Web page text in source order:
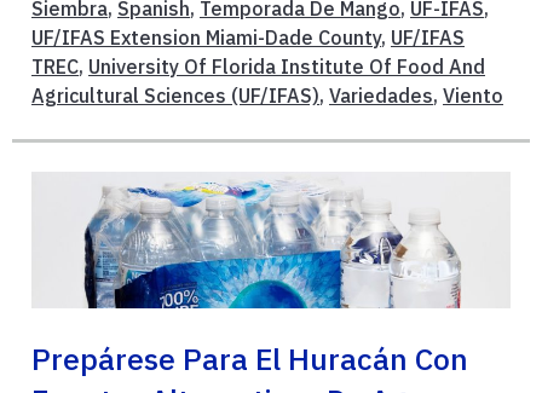
Siembra, Spanish, Temporada De Mango, UF-IFAS,
UF/IFAS Extension Miami-Dade County, UF/IFAS
TREC, University Of Florida Institute Of Food And
Agricultural Sciences (UF/IFAS), Variedades, Viento
Prepárese Para El Huracán Con